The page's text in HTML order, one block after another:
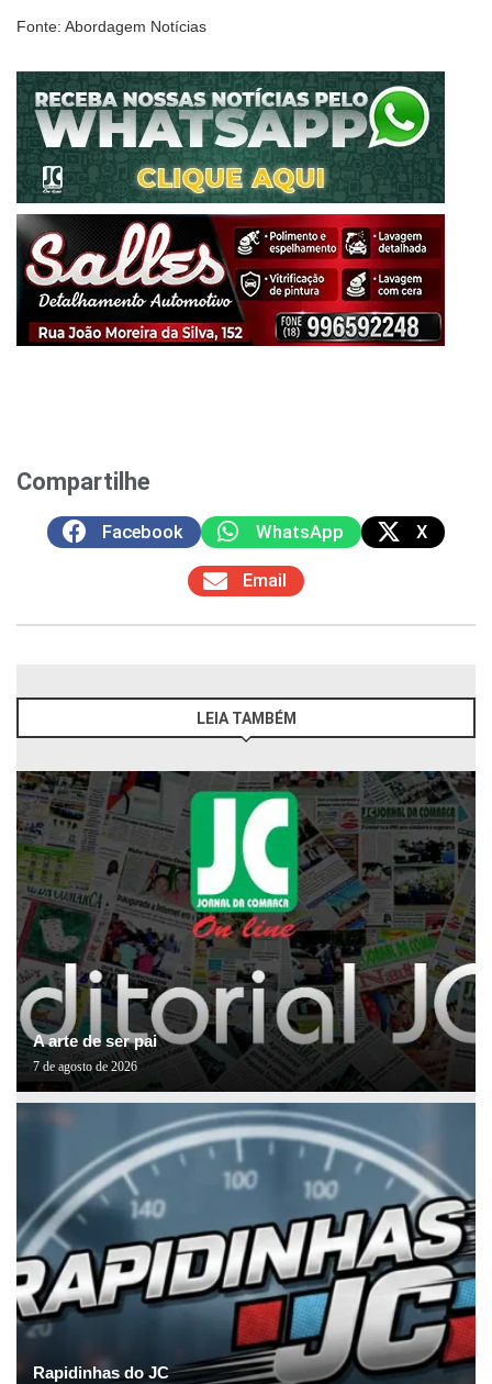
Fonte: Abordagem Notícias
Compartilhe
Facebook WhatsApp X
Email
LEIA TAMBÉM
A arte de ser pai
7 de agosto de 2026
Rapidinhas do JC